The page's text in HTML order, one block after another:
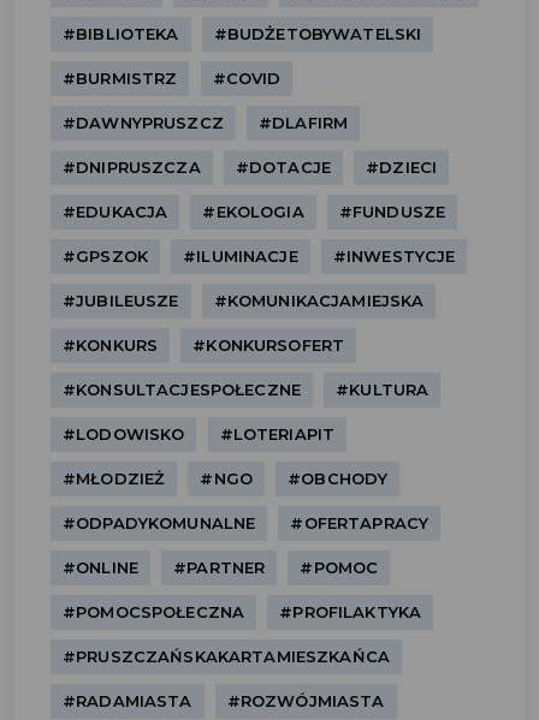
#BIBLIOTEKA #BUDŻETOBYWATELSKI
#BURMISTRZ #COVID
#DAWNYPRUSZCZ #DLAFIRM
#DNIPRUSZCZA #DOTACJE #DZIECI
#EDUKACJA #EKOLOGIA #FUNDUSZE
#GPSZOK #ILUMINACJE #INWESTYCJE
#JUBILEUSZE #KOMUNIKACJAMIEJSKA
#KONKURS #KONKURSOFERT
#KONSULTACJESPOŁECZNE #KULTURA
#LODOWISKO #LOTERIAPIT
#MŁODZIEŻ #NGO #OBCHODY
#ODPADYKOMUNALNE #OFERTAPRACY
#ONLINE #PARTNER #POMOC
#POMOCSPOŁECZNA #PROFILAKTYKA
#PRUSZCZAŃSKAKARTAMIESZKAŃCA
#RADAMIASTA #ROZWÓJMIASTA